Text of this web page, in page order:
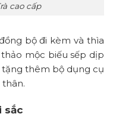
cao cấp
bộ đi kèm và thìa
mộc biếu sếp dịp
tặng thêm bộ dụng cụ
sắc